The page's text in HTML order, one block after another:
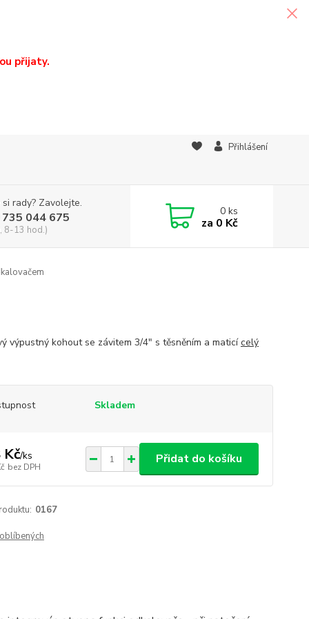
přijaty.
Přihlášení
rady? Zavolejte.
044 675
8-13 hod.)
0ks
za 0 Kč
výpustný kohout se závitem 3/4" s těsněním a maticícelý
Skladem
Kč/ks
bez DPH
Přidat do košíku
0167